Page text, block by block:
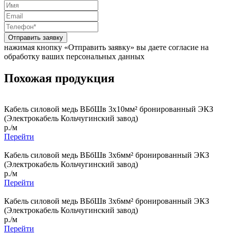
Отправить заявку
нажимая кнопку «Отправить заявку» вы даете согласие на
обработку ваших персональных данных
Похожая продукция
Кабель силовой медь ВБбШв 3x10мм² бронированный ЭКЗ
(Электрокабель Кольчугинский завод)
р./м
Перейти
Кабель силовой медь ВБбШв 3x6мм² бронированный ЭКЗ
(Электрокабель Кольчугинский завод)
р./м
Перейти
Кабель силовой медь ВБбШв 3x6мм² бронированный ЭКЗ
(Электрокабель Кольчугинский завод)
р./м
Перейти